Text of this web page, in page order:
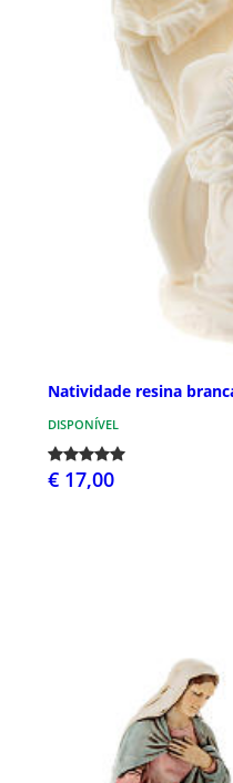
Natividade resina
DISPONÍVEL
€ 17,00